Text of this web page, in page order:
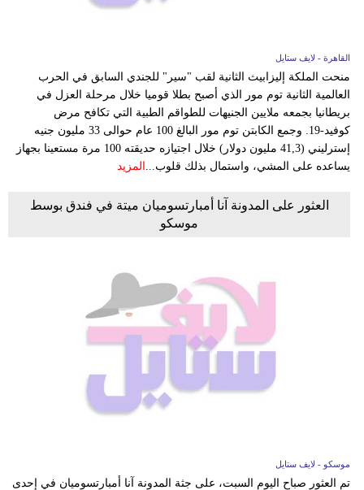
القاهرة - لايف ستايل
منحت الملكة إليزابيث الثانية لقب "سير" للجندي السابق في الحرب
العالمية الثانية توم مور الذي أصبح بطلا قوميا خلال مرحلة العزل في
بريطانيا بجمعه ملايين الجنيهات للطواقم الطبية التي تكافح مرض
كوفيد-19. وجمع الكابتن توم مور البالغ 100 عام حوالى 33 مليون جنيه
إسترليني (41,3 مليون دولار) خلال اجتيازه حديقته 100 مرة مستعينا بجهاز
يساعده على المشي، واستمال بذلك قلوب... المزيد
العثور على المدونة آنا أمبارتسوميان ميتة في فندق بوسط
موسكو
موسكو - لايف ستايل
تم العثور صباح اليوم السبت، على جثة المدونة آنا أمبارتسوميان في إحدى